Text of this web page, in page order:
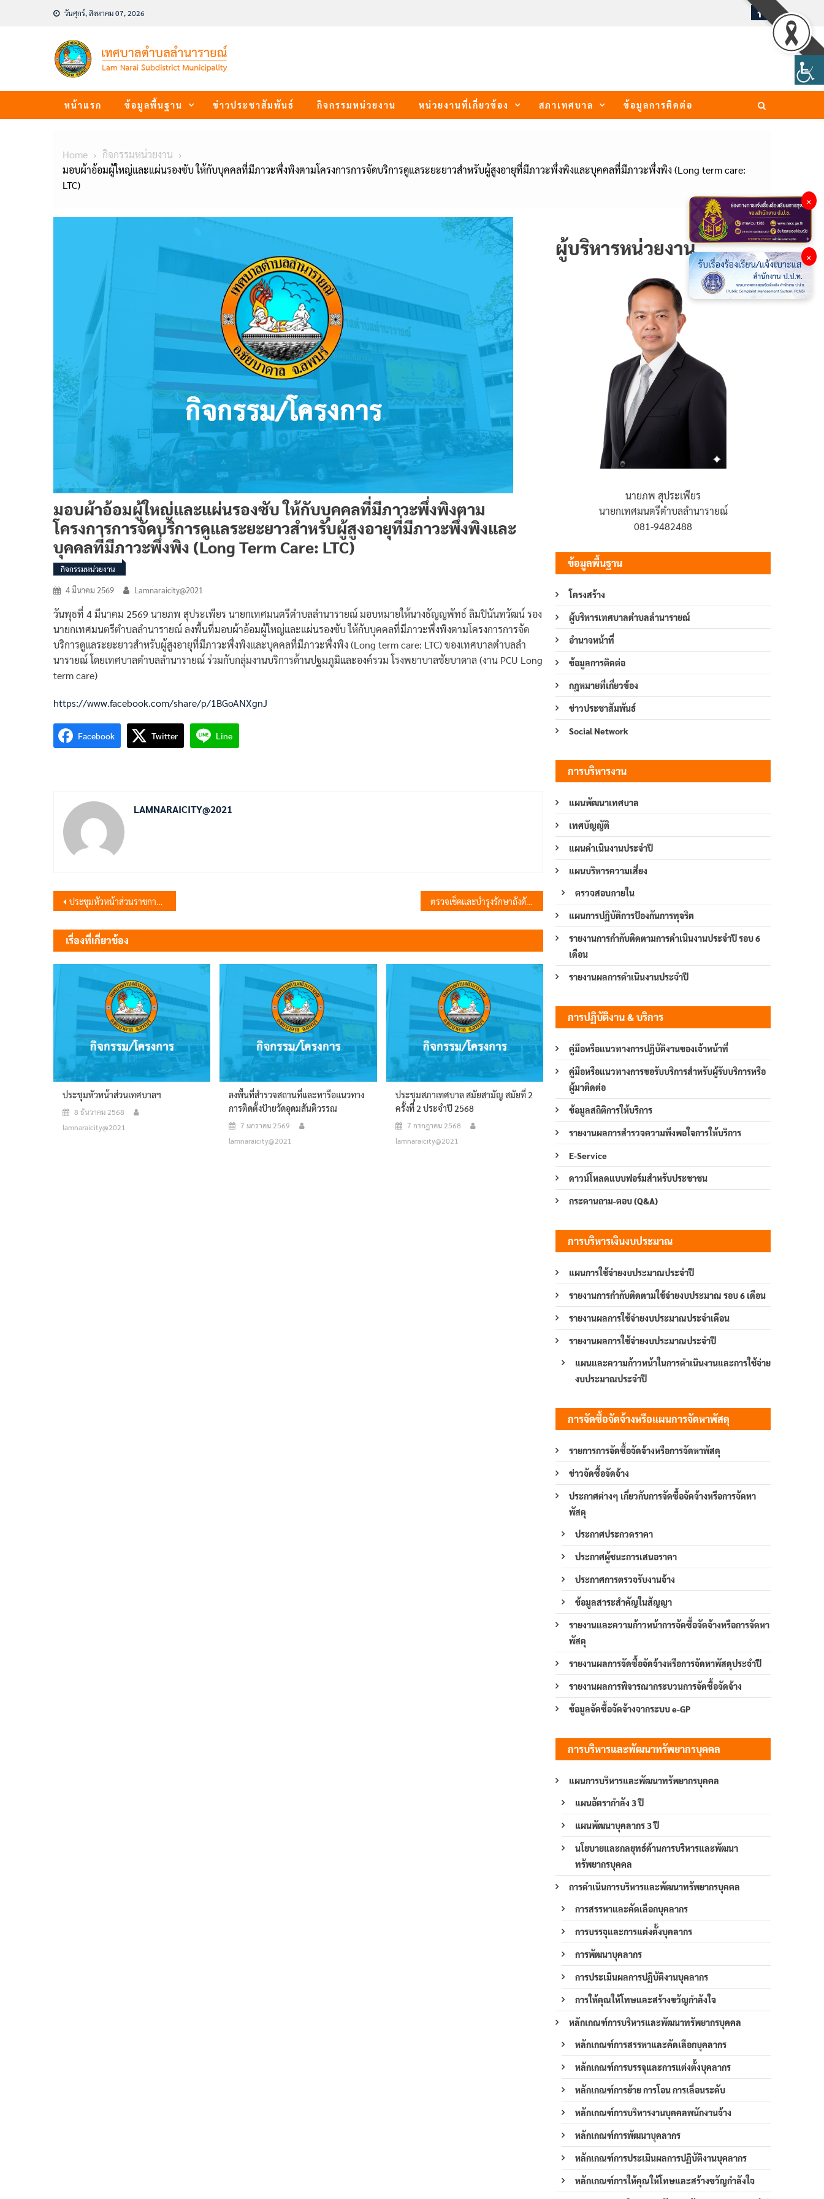
วันศุกร์, สิงหาคม 07, 2026
หน้าแรก ข้อมูลพื้นฐาน ข่าวประชาสัมพันธ์ กิจกรรมหน่วยงาน หน่วยงานที่เกี่ยวข้อง สภาเทศบาล ข้อมูลการติดต่อ
Home
กิจกรรมหน่วยงาน
มอบผ้าอ้อมผู้ใหญ่และแผ่นรองซับ ให้กับบุคคลที่มีภาวะพึ่งพิงตามโครงการการจัดบริการดูแลระยะยาวสำหรับผู้สูงอายุที่มีภาวะพึ่งพิงและบุคคลที่มีภาวะพึ่งพิง (Long term care:
LTC)
มอบผ้าอ้อมผู้ใหญ่และแผ่นรองซับ ให้กับบุคคลที่มีภาวะพึ่งพิงตาม
โครงการการจัดบริการดูแลระยะยาวสำหรับผู้สูงอายุที่มีภาวะพึ่งพิงและ
บุคคลที่มีภาวะพึ่งพิง (Long Term Care: LTC)
กิจกรรมหน่วยงาน
4 มีนาคม 2569 Lamnaraicity@2021
วันพุธที่ 4 มีนาคม 2569 นายภพ สุประเพียร นายกเทศมนตรีตำบลลำนารายณ์ มอบหมายให้นางธัญญพัทธ์ ลิมปินันทวัฒน์ รอง
นายกเทศมนตรีตำบลลำนารายณ์ ลงพื้นที่มอบผ้าอ้อมผู้ใหญ่และแผ่นรองซับ ให้กับบุคคลที่มีภาวะพึ่งพิงตามโครงการการจัด
บริการดูแลระยะยาวสำหรับผู้สูงอายุที่มีภาวะพึ่งพิงและบุคคลที่มีภาวะพึ่งพิง (Long term care: LTC) ของเทศบาลตำบลลำ
นารายณ์ โดยเทศบาลตำบลลำนารายณ์ ร่วมกับกลุ่มงานบริการด้านปฐมภูมิและองค์รวม โรงพยาบาลชัยบาดาล (งาน PCU Long
term care)
https://www.facebook.com/share/p/1BGoANXgnJ
Facebook Twitter Line
LAMNARAICITY@2021
แนะแนว
เรื่อง
ประชุมหัวหน้าส่วนราชการอำเภอชัยบาดาล ตรวจเช็คและบำรุงรักษาถังดับเพลิง บริเวณ หมู่ 4 ตำบลชัยนารายณ์
เรื่องที่เกี่ยวข้อง
ประชุมหัวหน้าส่วนเทศบาลฯ
8 ธันวาคม 2568
lamnaraicity@2021
ลงพื้นที่สำรวจสถานที่และหารือแนวทาง
การติดตั้งป้ายวัดอุดมสันติวรรณ
7 มกราคม 2569
lamnaraicity@2021
ประชุมสภาเทศบาล สมัยสามัญ สมัยที่ 2
ครั้งที่ 2 ประจำปี 2568
7 กรกฎาคม 2568
lamnaraicity@2021
ผู้บริหารหน่วยงาน
นายภพ สุประเพียร
นายกเทศมนตรีตำบลลำนารายณ์
081-9482488
ข้อมูลพื้นฐาน
โครงสร้าง
ผู้บริหารเทศบาลตำบลลำนารายณ์
อำนาจหน้าที่
ข้อมูลการติดต่อ
กฎหมายที่เกี่ยวข้อง
ข่าวประชาสัมพันธ์
Social Network
การบริหารงาน
แผนพัฒนาเทศบาล
เทศบัญญัติ
แผนดำเนินงานประจำปี
แผนบริหารความเสี่ยง
ตรวจสอบภายใน
แผนการปฏิบัติการป้องกันการทุจริต
รายงานการกำกับติดตามการดำเนินงานประจำปี รอบ 6
เดือน
รายงานผลการดำเนินงานประจำปี
การปฏิบัติงาน & บริการ
คู่มือหรือแนวทางการปฏิบัติงานของเจ้าหน้าที่
คู่มือหรือแนวทางการขอรับบริการสำหรับผู้รับบริการหรือ
ผู้มาติดต่อ
ข้อมูลสถิติการให้บริการ
รายงานผลการสำรวจความพึงพอใจการให้บริการ
E-Service
ดาวน์โหลดแบบฟอร์มสำหรับประชาชน
กระดานถาม-ตอบ (Q&A)
การบริหารเงินงบประมาณ
แผนการใช้จ่ายงบประมาณประจำปี
รายงานการกำกับติดตามใช้จ่ายงบประมาณ รอบ 6 เดือน
รายงานผลการใช้จ่ายงบประมาณประจำเดือน
รายงานผลการใช้จ่ายงบประมาณประจำปี
แผนและความก้าวหน้าในการดำเนินงานและการใช้จ่าย
งบประมาณประจำปี
การจัดซื้อจัดจ้างหรือแผนการจัดหาพัสดุ
รายการการจัดซื้อจัดจ้างหรือการจัดหาพัสดุ
ข่าวจัดซื้อจัดจ้าง
ประกาศต่างๆ เกี่ยวกับการจัดซื้อจัดจ้างหรือการจัดหา
พัสดุ
ประกาศประกวดราคา
ประกาศผู้ชนะการเสนอราคา
ประกาศการตรวจรับงานจ้าง
ข้อมูลสาระสำคัญในสัญญา
รายงานและความก้าวหน้าการจัดซื้อจัดจ้างหรือการจัดหา
พัสดุ
รายงานผลการจัดซื้อจัดจ้างหรือการจัดหาพัสดุประจำปี
รายงานผลการพิจารณากระบวนการจัดซื้อจัดจ้าง
ข้อมูลจัดซื้อจัดจ้างจากระบบ e-GP
การบริหารและพัฒนาทรัพยากรบุคคล
แผนการบริหารและพัฒนาทรัพยากรบุคคล
แผนอัตรากำลัง 3 ปี
แผนพัฒนาบุคลากร 3 ปี
นโยบายและกลยุทธ์ด้านการบริหารและพัฒนา
ทรัพยากรบุคคล
การดำเนินการบริหารและพัฒนาทรัพยากรบุคคล
การสรรหาและคัดเลือกบุคลากร
การบรรจุและการแต่งตั้งบุคลากร
การพัฒนาบุคลากร
การประเมินผลการปฏิบัติงานบุคลากร
การให้คุณให้โทษและสร้างขวัญกำลังใจ
หลักเกณฑ์การบริหารและพัฒนาทรัพยากรบุคคล
หลักเกณฑ์การสรรหาและคัดเลือกบุคลากร
หลักเกณฑ์การบรรจุและการแต่งตั้งบุคลากร
หลักเกณฑ์การย้าย การโอน การเลื่อนระดับ
หลักเกณฑ์การบริหารงานบุคคลพนักงานจ้าง
หลักเกณฑ์การพัฒนาบุคลากร
หลักเกณฑ์การประเมินผลการปฏิบัติงานบุคลากร
หลักเกณฑ์การให้คุณให้โทษและสร้างขวัญกำลังใจ
×
×